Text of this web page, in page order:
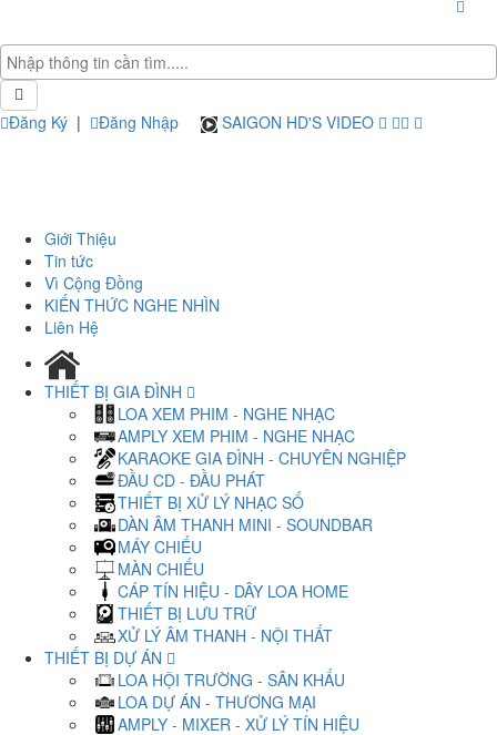
Đăng Ký | Đăng Nhập SAIGON HD'S VIDEO
Giới Thiệu
Tin tức
Vì Cộng Đồng
KIẾN THỨC NGHE NHÌN
Liên Hệ
THIẾT BỊ GIA ĐÌNH
LOA XEM PHIM - NGHE NHẠC
AMPLY XEM PHIM - NGHE NHẠC
KARAOKE GIA ĐÌNH - CHUYÊN NGHIỆP
ĐẦU CD - ĐẦU PHÁT
THIẾT BỊ XỬ LÝ NHẠC SỐ
DÀN ÂM THANH MINI - SOUNDBAR
MÁY CHIẾU
MÀN CHIẾU
CÁP TÍN HIỆU - DÂY LOA HOME
THIẾT BỊ LƯU TRỮ
XỬ LÝ ÂM THANH - NỘI THẤT
THIẾT BỊ DỰ ÁN
LOA HỘI TRƯỜNG - SÂN KHẤU
LOA DỰ ÁN - THƯƠNG MẠI
AMPLY - MIXER - XỬ LÝ TÍN HIỆU